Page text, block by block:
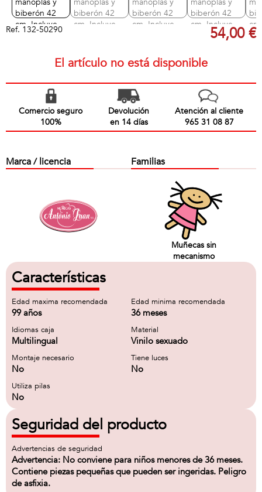
Ref. 132-50290 54,00 €
El artículo no está disponible
Comercio seguro
100%
Devolución
en 14 días
Atención al cliente
965 31 08 87
Marca / licencia Familias
Muñecas sin
mecanismo
Características
Edad maxima recomendada
99 años
Edad minima recomendada
36 meses
Idiomas caja
Multilingual
Material
Vinilo sexuado
Montaje necesario
No
Tiene luces
No
Utiliza pilas
No
Seguridad del producto
Advertencias de seguridad
Advertencia: No conviene para niños menores de 36 meses.
Contiene piezas pequeñas que pueden ser ingeridas. Peligro
de asfixia.